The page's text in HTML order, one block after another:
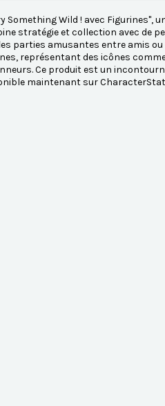
Something Wild ! avec
stratégie et collection avec de
parties amusantes entre amis
représentant des icônes
Ce produit est un
maintenant sur